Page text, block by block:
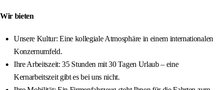
Wir bieten
Unsere Kultur: Eine kollegiale Atmosphäre in einem internationalen
Konzernumfeld.
Ihre Arbeitszeit: 35 Stunden mit 30 Tagen Urlaub – eine
Kernarbeitszeit gibt es bei uns nicht.